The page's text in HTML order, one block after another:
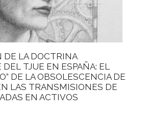
DE LA DOCTRINA
TJUE EN ESPAÑA: EL
DE LA OBSOLESCENCIA DE
LAS TRANSMISIONES DE
EN ACTIVOS